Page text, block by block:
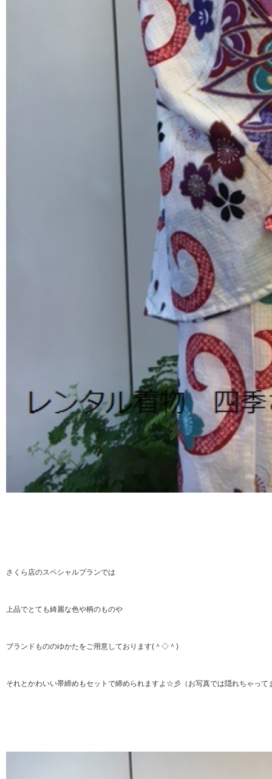
さくら店のスペシャルプランでは
上品でとても綺麗な色や柄のものや
ブランドもののゆかたをご用意しております(＾◇＾)
それとかわいい帯締めもセットで締められますよ☆彡（お写真では隠れちゃって